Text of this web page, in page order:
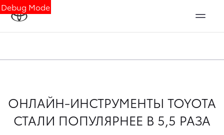
Debug Mode
ОНЛАЙН-ИНСТРУМЕНТЫ TOYOTA
СТАЛИ ПОПУЛЯРНЕЕ В 5,5 РАЗА